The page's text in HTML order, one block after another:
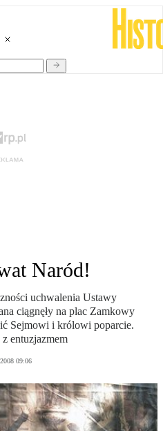
Naród!
uchwalenia Ustawy
ciągnęły na plac Zamkowy
Sejmowi i królowi poparcie.
entuzjazmem
09:06